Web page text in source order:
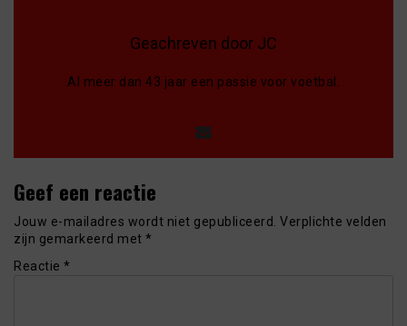
Geachreven door JC
Al meer dan 43 jaar een passie voor voetbal.
Geef een reactie
Jouw e-mailadres wordt niet gepubliceerd. Verplichte velden
zijn gemarkeerd met *
Reactie *